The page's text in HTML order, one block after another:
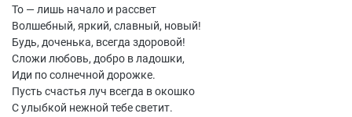
То — лишь начало и рассвет
Волшебный, яркий, славный, новый!
Будь, доченька, всегда здоровой!
Сложи любовь, добро в ладошки,
Иди по солнечной дорожке.
Пусть счастья луч всегда в окошко
С улыбкой нежной тебе светит.